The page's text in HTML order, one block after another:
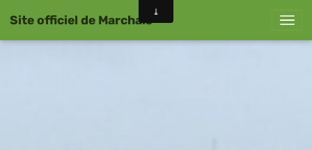
Site officiel de Marchais